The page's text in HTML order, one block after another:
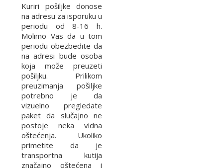
Kuriri pošiljke donose
na adresu za isporuku u
periodu od 8-16 h.
Molimo Vas da u tom
periodu obezbedite da
na adresi bude osoba
koja može preuzeti
pošiljku. Prilikom
preuzimanja pošiljke
potrebno je da
vizuelno pregledate
paket da slučajno ne
postoje neka vidna
oštećenja. Ukoliko
primetite da je
transportna kutija
značajno oštećena i